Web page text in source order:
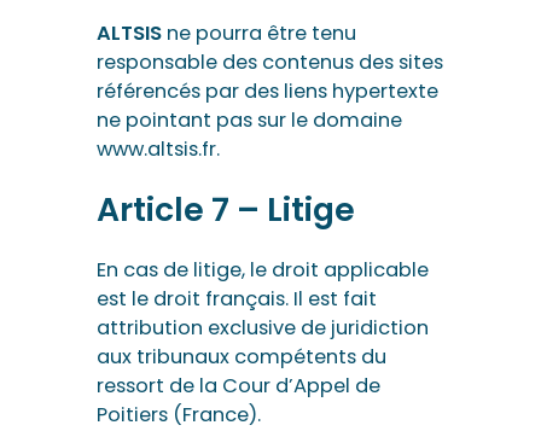
ALTSIS ne pourra être tenu
responsable des contenus des sites
référencés par des liens hypertexte
ne pointant pas sur le domaine
www.altsis.fr.
Article 7 – Litige
En cas de litige, le droit applicable
est le droit français. Il est fait
attribution exclusive de juridiction
aux tribunaux compétents du
ressort de la Cour d’Appel de
Poitiers (France).